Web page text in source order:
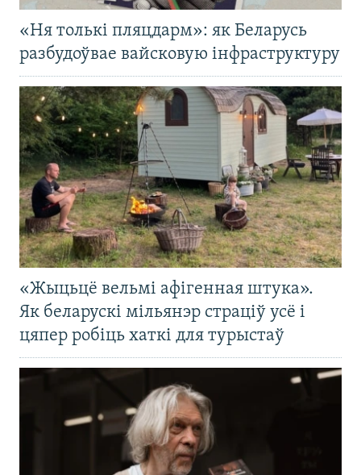
«Ня толькі пляцдарм»: як Беларусь
разбудоўвае вайсковую інфраструктуру
«Жыцьцё вельмі афігенная штука».
Як беларускі мільянэр страціў усё і
цяпер робіць хаткі для турыстаў